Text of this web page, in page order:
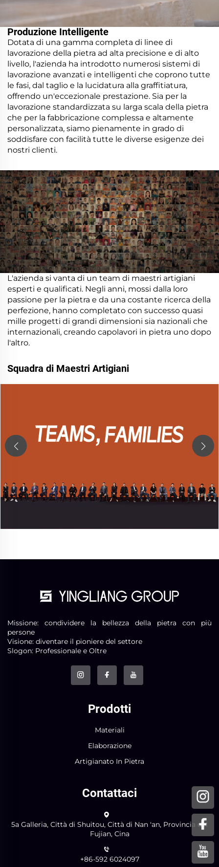
Produzione Intelligente
Dotata di una gamma completa di linee di
lavorazione della pietra ad alta precisione e di alto
livello, l'azienda ha introdotto numerosi sistemi di
lavorazione avanzati e intelligenti che coprono tutte
le fasi, dal taglio e la lucidatura alla graffitiatura,
offrendo un'eccezionale prestazione. Sia per la
lavorazione standardizzata su larga scala della pietra
che per la fabbricazione complessa e altamente
personalizzata, siamo pienamente in grado di
soddisfare con facilità tutte le diverse esigenze dei
nostri clienti.
L'azienda si vanta di un team di maestri artigiani
esperti e qualificati. Negli anni, mossi dalla loro
passione per la pietra e da una costante ricerca della
perfezione, hanno completato con successo quasi
mille progetti di grandi dimensioni sia nazionali che
internazionali, creando capolavori in pietra uno dopo
l'altro.
Squadra di Maestri Artigiani
Missione: condividere la bellezza della pietra con più
persone
Visione: diventare il pioniere del settore
Slogon: Professionale e Oltre
Prodotti
Materiali
Elaborazione
Artigianato In Pietra
Contattaci
5a Galleria, Città di Shuitou, Città di Nan 'an, Provincia del
Fujian, Cina
+86-592 6024097